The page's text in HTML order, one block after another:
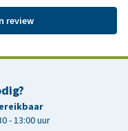
review
- 13:00 uur